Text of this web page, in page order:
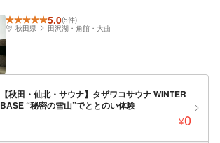
5.0(5件)
秋田県
田沢湖・角館・大曲
【秋田・仙北・サウナ】タザワコサウナ WINTER
BASE “秘密の雪山”でととのい体験
¥0